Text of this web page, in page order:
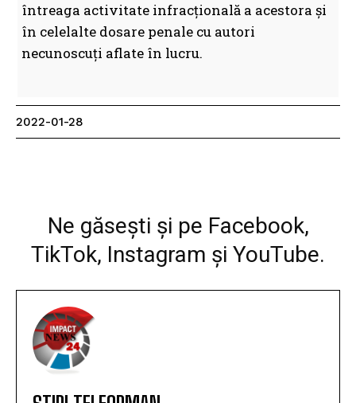
întreaga activitate infracțională a acestora și
în celelalte dosare penale cu autori
necunoscuți aflate în lucru.
2022-01-28
Ne găsești și pe Facebook,
TikTok, Instagram și YouTube.